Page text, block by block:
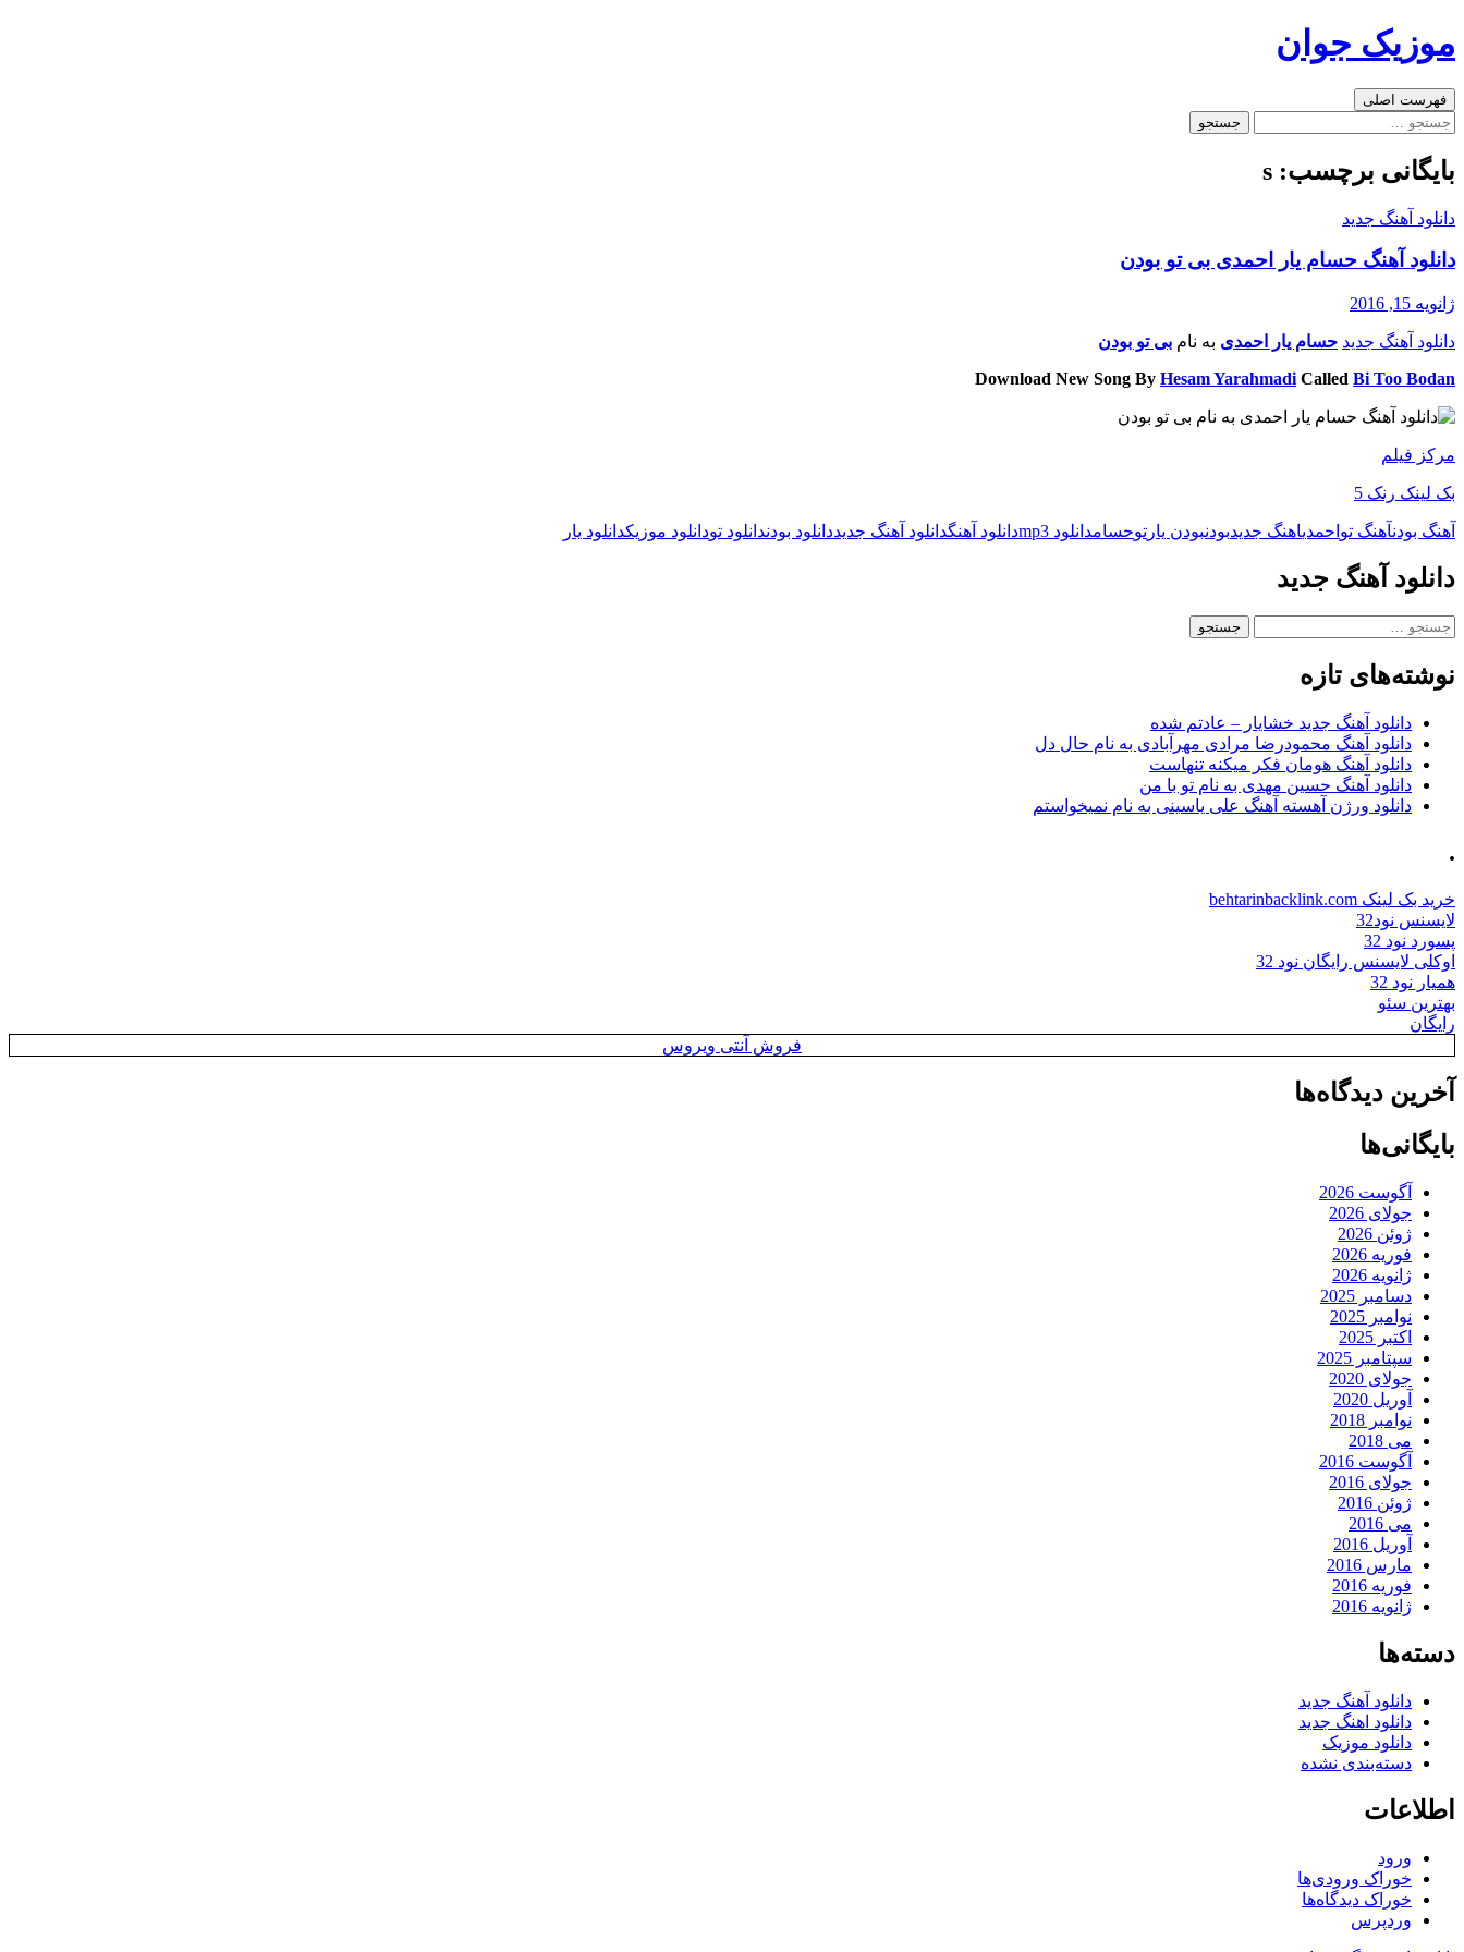
به
موزیک جوان
جست‌وجو
فهرست اصلی
جستجو
بایگانی برچسب: s
دانلود آهنگ جدید
دانلود آهنگ حسام یار احمدی بی تو بودن
ژانویه 15, 2016
دانلود آهنگ جدید حسام یار احمدی به نام بی تو بودن
Download New Song By Hesam Yarahmadi Called Bi Too Bodan
مرکز فیلم
بک لینک رنک 5
آهنگ بودنآهنگ تو احمدیاهنگ جدیدبودنبودن یار توحسامدانلود mp3 دانلود آهنگدانلود آهنگ جدیددانلود بودندانلود تودانلود موزیکدانلود یار
دانلود آهنگ جدید
جستجو
نوشته‌های تازه
دانلود آهنگ جدید خشایار – عادتم شده
دانلود آهنگ محمودرضا مرادی مهرآبادی به نام حال دل
دانلود آهنگ هومان فکر میکنه تنهاست
دانلود آهنگ حسین مهدی به نام تو با من
دانلود ورژن آهسته آهنگ علی یاسینی به نام نمیخواستم
.
خرید بک لینک behtarinbacklink.com
لایسنس نود32
پسورد نود 32
اوکلی لایسنس رایگان نود 32
همیار نود 32
بهترین سئو
رایگان
فروش آنتی ویروس
آخرین دیدگاه‌ها
بایگانی‌ها
آگوست 2026
جولای 2026
ژوئن 2026
فوریه 2026
ژانویه 2026
دسامبر 2025
نوامبر 2025
اکتبر 2025
سپتامبر 2025
جولای 2020
آوریل 2020
نوامبر 2018
می 2018
آگوست 2016
جولای 2016
ژوئن 2016
می 2016
آوریل 2016
مارس 2016
فوریه 2016
ژانویه 2016
دسته‌ها
دانلود آهنگ جدید
دانلود اهنگ جدید
دانلود موزیک
دسته‌بندی نشده
اطلاعات
ورود
خوراک ورودی‌ها
خوراک دیدگاه‌ها
وردپرس